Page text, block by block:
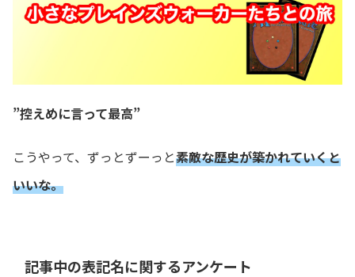
”控えめに言って最高”
こうやって、ずっとずーっと素敵な歴史が築かれていくと
いいな。
記事中の表記名に関するアンケート